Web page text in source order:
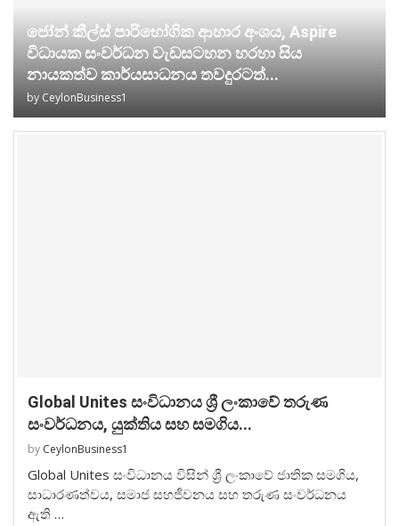
ජෝන් කීල්ස් පාරිභෝගික ආහාර අංශය, Aspire
විධායක සංවර්ධන වැඩසටහන හරහා සිය
නායකත්ව කාර්යසාධනය තවදුරටත්...
by CeylonBusiness1
Global Unites සංවිධානය ශ්‍රී ලංකාවේ තරුණ
සංවර්ධනය, යුක්තිය සහ සමගිය...
by CeylonBusiness1
Global Unites සංවිධානය විසින් ශ්‍රී ලංකාවේ ජාතික සමගිය,
සාධාරණත්වය, සමාජ සහජීවනය සහ තරුණ සංවර්ධනය
ඇති …